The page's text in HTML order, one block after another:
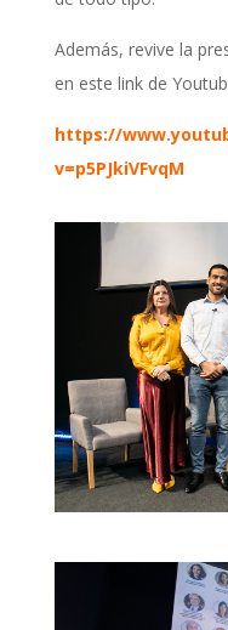
Además, revive la
en este link de
https://
v=p5PJkiVFvqM